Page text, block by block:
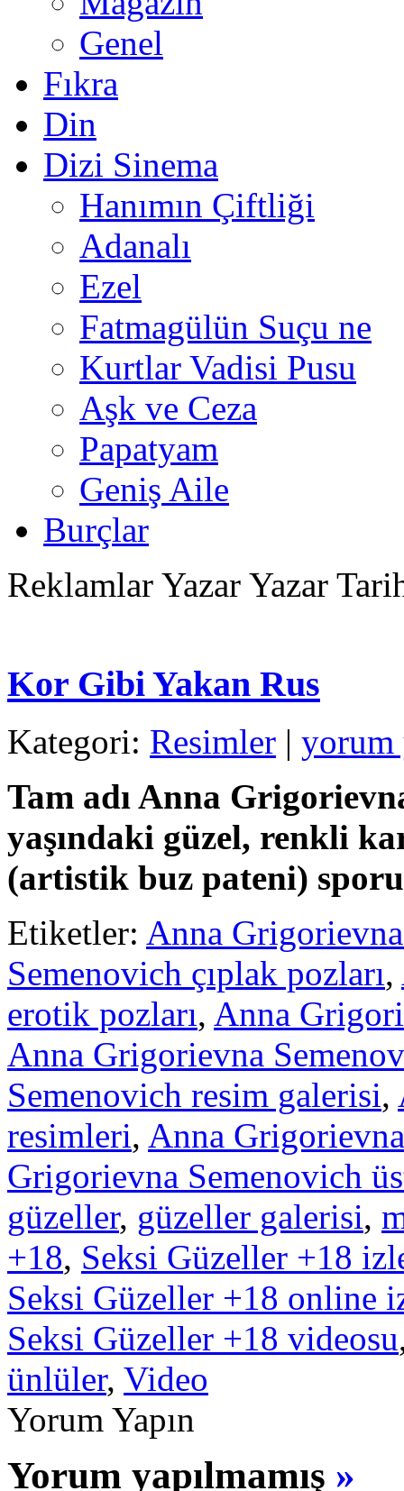
Genel
Fıkra
Din
Dizi Sinema
Hanımın Çiftliği
Adanalı
Ezel
Fatmagülün Suçu ne
Kurtlar Vadisi Pusu
Aşk ve Ceza
Papatyam
Geniş Aile
Burçlar
Reklamlar Yazar Yazar
Kor Gibi Yakan Rus
Kategori: Resimler | yorum
Tam adı Anna
yaşındaki güzel, renkli
(artistik buz pateni)
Etiketler: Anna
Semenovich çıplak pozları,
erotik pozları, Anna
Anna Grigorievna
Semenovich resim galerisi,
resimleri, Anna
Grigorievna Semenovich
güzeller, güzeller galerisi,
+18, Seksi Güzeller +18
Seksi Güzeller +18 online
Seksi Güzeller +18 videosu
ünlüler, Video
Yorum Yapın
Yorum yapılmamış »